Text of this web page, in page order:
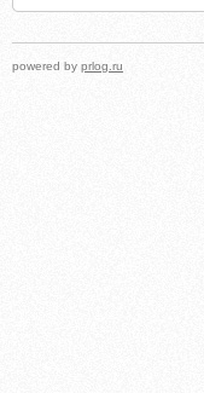
powered by prlog.ru